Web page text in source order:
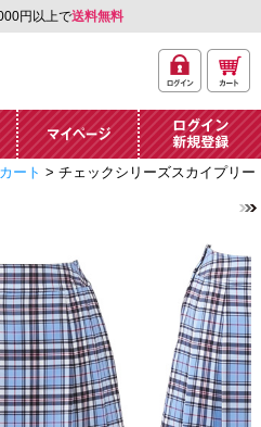
円以上で送料無料
イン
ト
マイページ
ログイン・新規
ート > チェックシリーズスカイプリー